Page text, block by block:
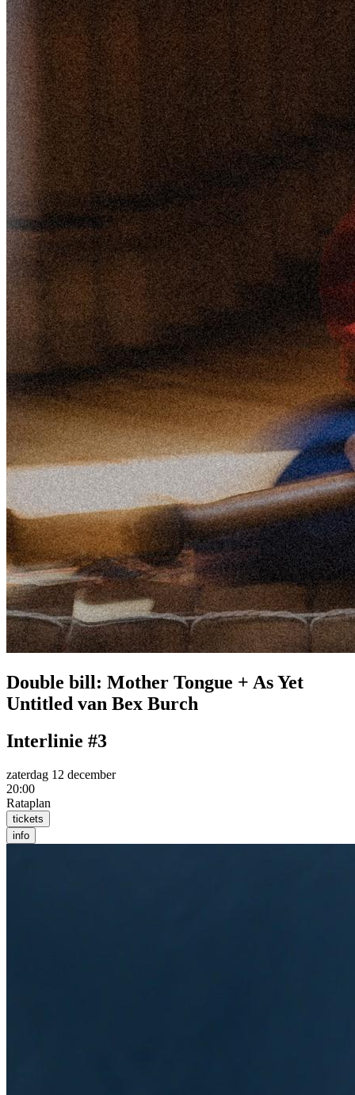
Double bill: Mother Tongue + As Yet
Untitled van Bex Burch
Interlinie #3
zaterdag 12 december
20:00
Rataplan
tickets
info